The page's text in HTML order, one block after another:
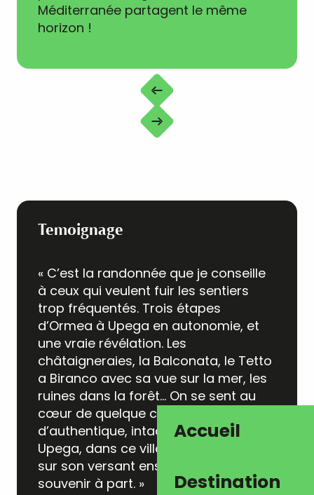
Accueil
Destination
Méditerranée partagent le même
horizon !
Temoignage
« C’est la randonnée que je conseille
à ceux qui veulent fuir les sentiers
trop fréquentés. Trois étapes
d’Ormea à Upega en autonomie, et
une vraie révélation. Les
châtaigneraies, la Balconata, le Tetto
a Biranco avec sa vue sur la mer, les
ruines dans la forêt… On se sent au
cœur de quelque chose
d’authentique, intact. Et l’arrivée à
Upega, dans ce village de pierre isolé
sur son versant ensoleillé, ça reste un
souvenir à part. »